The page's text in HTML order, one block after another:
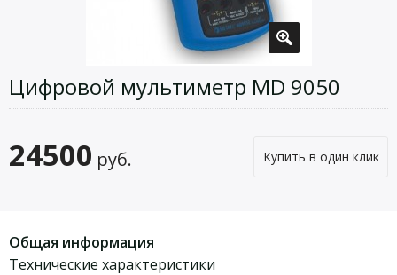
Цифровой мультиметр MD 9050
24500 руб. Купить в один клик
Общая информация
Технические характеристики